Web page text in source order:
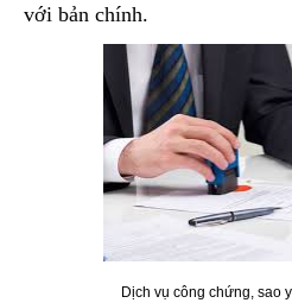
với bản chính.
Dịch vụ công chứng, sao